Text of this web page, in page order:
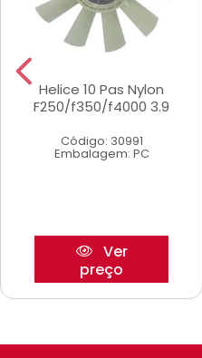
Helice 10 Pas Nylon
F250/f350/f4000 3.9
Código: 30991
Embalagem: PC
Ver
preço